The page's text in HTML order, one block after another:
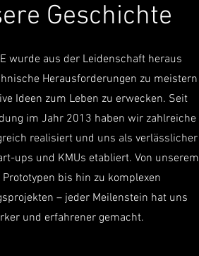
Geschichte
wurde aus der Leidenschaft heraus
Herausforderungen zu meistern
Ideen zum Leben zu erwecken. Seit
im Jahr 2013 haben wir zahlreiche
realisiert und uns als verlässlicher
ups und KMUs etabliert. Von unserem
bis hin zu komplexen
– jeder Meilenstein hat uns
und erfahrener gemacht.